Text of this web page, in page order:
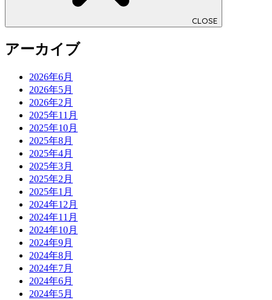
CLOSE
アーカイブ
2026年6月
2026年5月
2026年2月
2025年11月
2025年10月
2025年8月
2025年4月
2025年3月
2025年2月
2025年1月
2024年12月
2024年11月
2024年10月
2024年9月
2024年8月
2024年7月
2024年6月
2024年5月